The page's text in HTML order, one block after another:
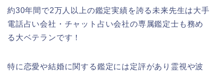
約30年間で2万人以上の鑑定実績を誇る未来先生は大手
電話占い会社・チャット占い会社の専属鑑定士も務め
る大ベテランです！
特に恋愛や結婚に関する鑑定には定評があり霊視や波